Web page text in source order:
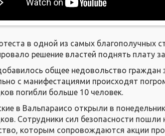
в одной из самых благополучных
решение властей поднять плату
общее недовольство граждан
с манифестациями происходят
погибли больше 10 человек.
в Вальпараисо открыли в
Сотрудники сил безопасности пошли
которым сопровождаются акции